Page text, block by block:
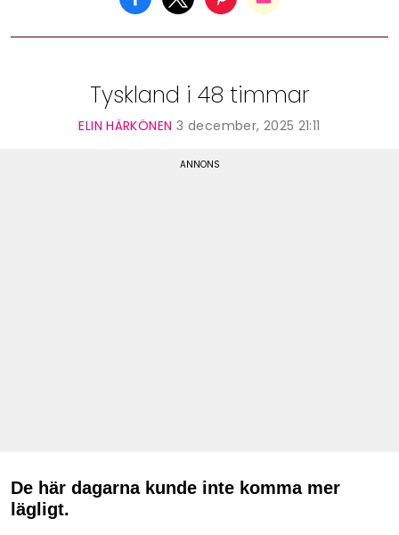
Tyskland i 48 timmar
ELIN HÄRKÖNEN 3 december, 2025 21:11
De här dagarna kunde inte komma mer
lägligt.